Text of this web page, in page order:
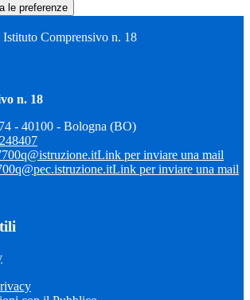
le preferenze
Istituto Comprensivo n. 18
n. 18
- 40100 - Bologna (BO)
Link per inviare una mail
Link per inviare una mail